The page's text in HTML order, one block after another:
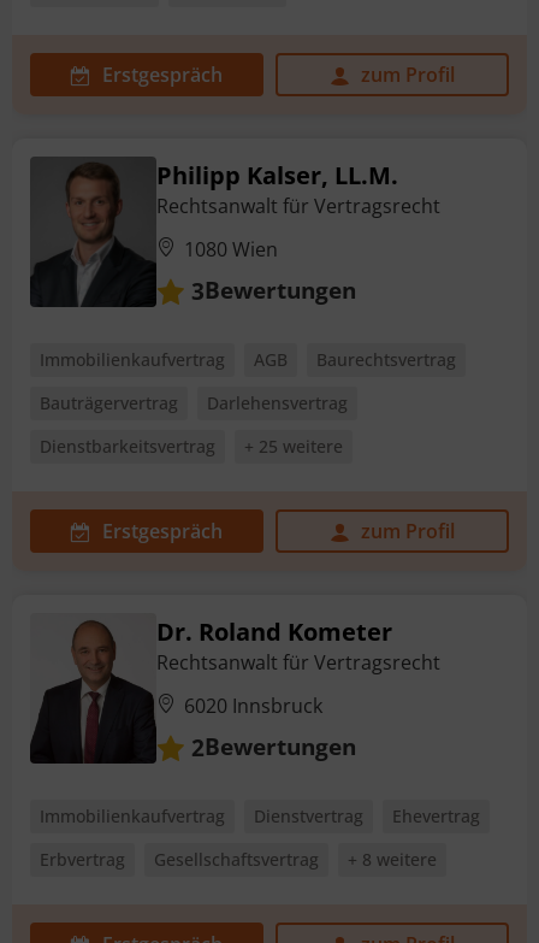
Erstgespräch zum Profil
Philipp Kalser, LL.M.
Rechtsanwalt für Vertragsrecht
1080 Wien
3Bewertungen
Immobilienkaufvertrag AGB
Baurechtsvertrag
Bauträgervertrag
Darlehensvertrag
Dienstbarkeitsvertrag
+ 25 weitere
Erstgespräch zum Profil
Dr. Roland Kometer
Rechtsanwalt für Vertragsrecht
6020 Innsbruck
2Bewertungen
Immobilienkaufvertrag Dienstvertrag
Ehevertrag
Erbvertrag
Gesellschaftsvertrag + 8 weitere